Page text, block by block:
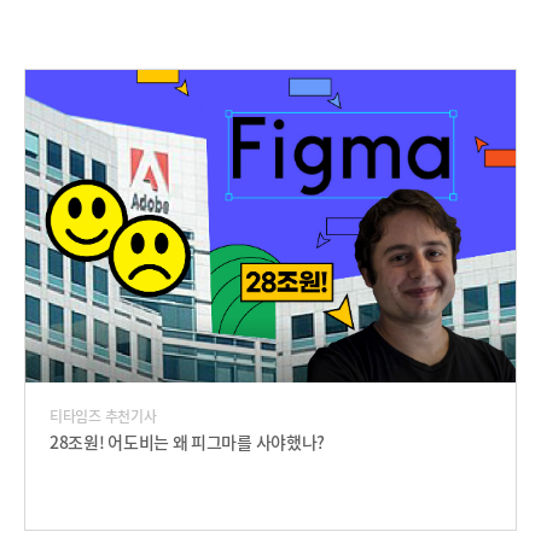
티타임즈 추천기사
28조원! 어도비는 왜 피그마를 사야했나?